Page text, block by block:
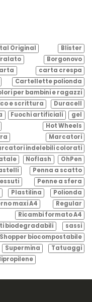
Original
Blister
Borgonovo
carta crespa
Cartellette polionda
per bambini e ragazzi
e scrittura
Duracell
Fuochi artificiali
gel
Hot Wheels
Marcatori
indelebili colorati
Noflash
OhPen
Penna a scatto
Penne a sfera
Plastilina
Polionda
maxi A4
Regular
Ricambi formato A4
biodegradabili
sassi
Shopper biocompostabile
Supermina
Tatuaggi